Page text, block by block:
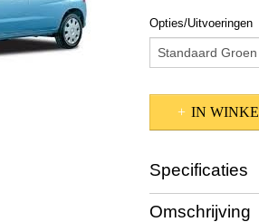
Opties/Uitvoeringen
IN
Specificaties
Productcode
Omschrijving